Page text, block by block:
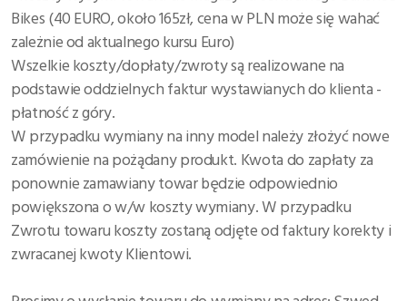
Bikes (40 EURO, około 165zł, cena w PLN może się wahać
zależnie od aktualnego kursu Euro)
Wszelkie koszty/dopłaty/zwroty są realizowane na
podstawie oddzielnych faktur wystawianych do klienta -
płatność z góry.
W przypadku wymiany na inny model należy złożyć nowe
zamówienie na pożądany produkt. Kwota do zapłaty za
ponownie zamawiany towar będzie odpowiednio
powiększona o w/w koszty wymiany. W przypadku
Zwrotu towaru koszty zostaną odjęte od faktury korekty i
zwracanej kwoty Klientowi.